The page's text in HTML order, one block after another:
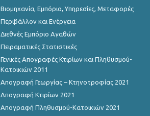
Βιομηχανία, Εμπόριο, Υπηρεσίες, Μεταφορές
Περιβάλλον και Ενέργεια
Διεθνές Εμπόριο Αγαθών
Πειραματικές Στατιστικές
Γενικές Απογραφές Κτιρίων και Πληθυσμού-
Κατοικιών 2011
Απογραφή Γεωργίας – Κτηνοτροφίας 2021
Απογραφή Κτιρίων 2021
Απογραφή Πληθυσμού-Κατοικιών 2021